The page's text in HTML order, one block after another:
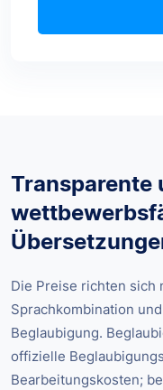
Transparente
Die Preise richten sich
Sprachkombination
Beglaubigung.
offizielle
Bearbeitungskosten;